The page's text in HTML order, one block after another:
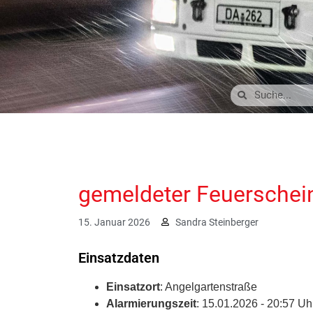
gemeldeter
15. Januar 2026 Sandra Steinberger
Einsatzdaten
Einsatzort: Angelgartenstraße
Alarmierungszeit: 15.01.2026 - 20:57